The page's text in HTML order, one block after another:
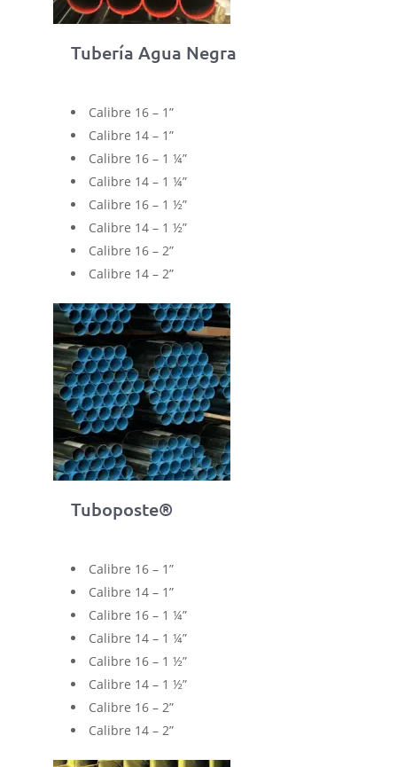
Tubería Agua Negra
Calibre 16 – 1”
Calibre 14 – 1”
Calibre 16 – 1 ¼”
Calibre 14 – 1 ¼”
Calibre 16 – 1 ½”
Calibre 14 – 1 ½”
Calibre 16 – 2”
Calibre 14 – 2”
Tuboposte®
Calibre 16 – 1”
Calibre 14 – 1”
Calibre 16 – 1 ¼”
Calibre 14 – 1 ¼”
Calibre 16 – 1 ½”
Calibre 14 – 1 ½”
Calibre 16 – 2”
Calibre 14 – 2”